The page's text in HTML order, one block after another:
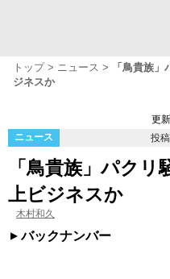
トップ ニュース
「鳥貴族
ジネスか
更
ニュース
投
「鳥貴族」パクリ
上ビジネスか
木村和久
バックナンバー